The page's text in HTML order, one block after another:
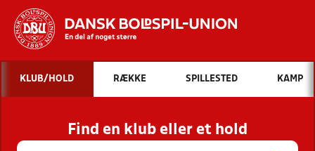
Hvad vil du søge efter?
INDHOLD OG NYHEDER
STILLINGER, RESULTATER, KLUBBER OG
HOLD
KLUB/HOLD RÆKKE SPILLESTED KAMP
Find en klub eller et hold